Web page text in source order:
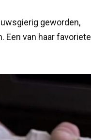
geworden,
Een van haar favoriete